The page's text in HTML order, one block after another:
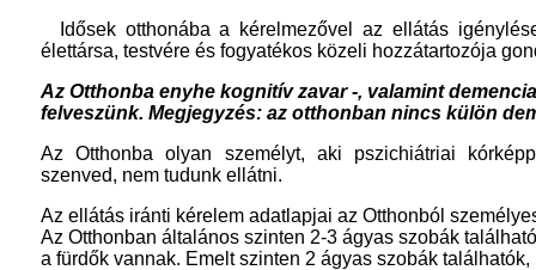
Idősek otthonába a kérelmezővel az ellátás
élettársa, testvére és fogyatékos közeli hozzátartozója
Az Otthonba enyhe kognitív zavar -, valamint
felveszünk. Megjegyzés: az otthonban nincs külön
Az Otthonba olyan személyt, aki pszichiátriai
szenved, nem tudunk ellátni.
Az ellátás iránti kérelem adatlapjai az Otthonból
Az Otthonban általános szinten 2-3 ágyas szobák
a fürdők vannak. Emelt szinten 2 ágyas szobák